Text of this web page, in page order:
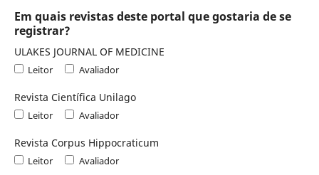
Em quais revistas deste portal que gostaria de se
registrar?
ULAKES JOURNAL OF MEDICINE
Leitor Avaliador
Revista Científica Unilago
Leitor Avaliador
Revista Corpus Hippocraticum
Leitor Avaliador